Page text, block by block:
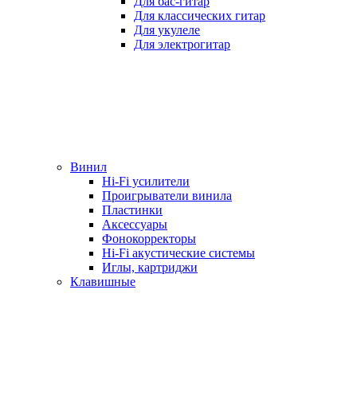
Для классических гитар
Для укулеле
Для электрогитар
Винил
Hi-Fi усилители
Проигрыватели винила
Пластинки
Аксессуары
Фонокорректоры
Hi-Fi акустические системы
Иглы, картриджи
Клавишные